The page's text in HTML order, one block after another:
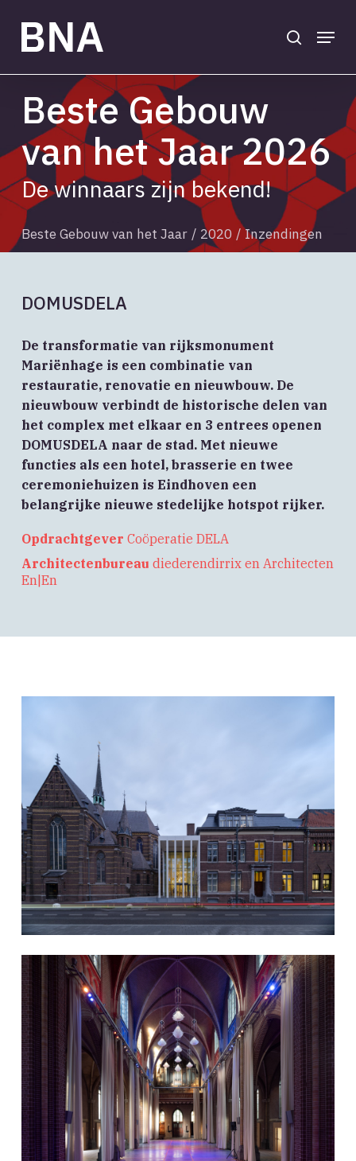
main
Menu
Beste Gebouw
van het Jaar 2026
De winnaars zijn bekend!
Beste Gebouw van het Jaar / 2020 /Inzendingen
DOMUSDELA
De transformatie van rijksmonument
Mariënhage is een combinatie van
restauratie, renovatie en nieuwbouw. De
nieuwbouw verbindt de historische delen van
het complex met elkaar en 3 entrees openen
DOMUSDELA naar de stad. Met nieuwe
functies als een hotel, brasserie en twee
ceremoniehuizen is Eindhoven een
belangrijke nieuwe stedelijke hotspot rijker.
Opdrachtgever Coöperatie DELA
Architectenbureau diederendirrix en Architecten
En|En
Close